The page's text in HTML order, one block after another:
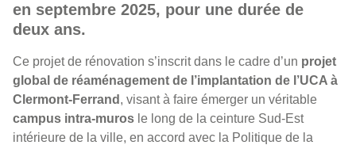
en septembre 2025, pour une durée de
deux ans.
Ce projet de rénovation s’inscrit dans le cadre d’un projet
global de réaménagement de l’implantation de l’UCA à
Clermont-Ferrand , visant à faire émerger un véritable
campus intra-muros le long de la ceinture Sud-Est
intérieure de la ville, en accord avec la Politique de la